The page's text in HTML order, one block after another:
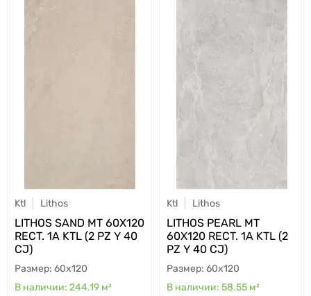
Ktl Lithos
LITHOS SAND MT 60X120
RECT. 1A KTL (2 PZ Y 40
CJ)
60x120
244.19 м²
Ktl Lithos
LITHOS PEARL MT
60X120 RECT. 1A KTL (2
PZ Y 40 CJ)
60x120
58.55 м²